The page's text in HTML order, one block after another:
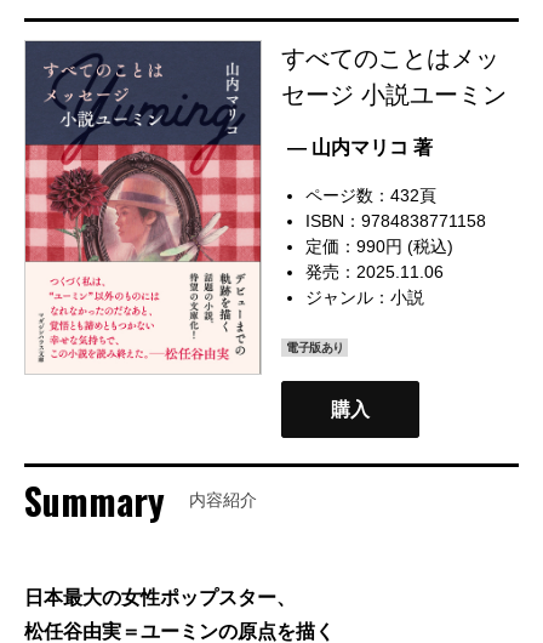
すべてのことはメッ
セージ 小説ユーミン
— 山内マリコ 著
ページ数：432頁
ISBN：9784838771158
定価：990円 (税込)
発売：2025.11.06
ジャンル：小説
電子版あり
購入
Summary 内容紹介
日本最大の女性ポップスター、
松任谷由実＝ユーミンの原点を描く